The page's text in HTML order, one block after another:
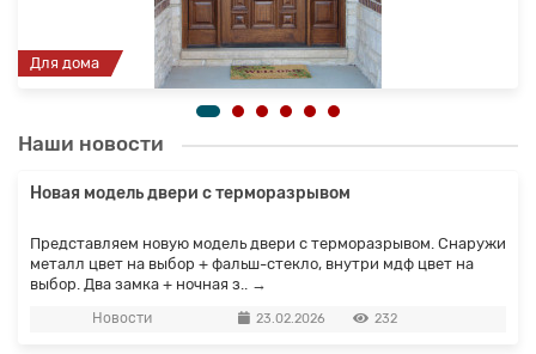
Для дома
Наши новости
Новая модель двери с терморазрывом
Представляем новую модель двери с терморазрывом. Снаружи
металл цвет на выбор + фальш-стекло, внутри мдф цвет на
выбор. Два замка + ночная з.. →
Новости 23.02.2026 232